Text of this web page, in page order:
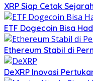
XRP Siap Cetak
ETF Dogecoin Bisa
Ethereum Stabil di
DeXRP Inovasi